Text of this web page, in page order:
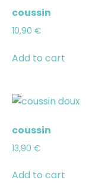
coussin
10,90 €
Add to cart
coussin
13,90 €
Add to cart